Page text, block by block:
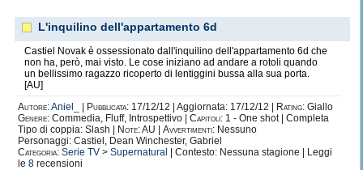
L'inquilino dell'appartamento 6d
Castiel Novak è ossessionato dall'inquilino dell'appartamento 6d che
non ha, però, mai visto. Le cose iniziano ad andare a rotoli quando
un bellissimo ragazzo ricoperto di lentiggini bussa alla sua porta.
[AU]
Autore:Aniel_ Pubblicata: 17/12/12 | Aggiornata: 17/12/12 | Rating: Giallo
Genere: Commedia, Fluff, Introspettivo | Capitoli: 1 - One shot | Completa
Tipo di coppia: Slash |
Note:AU | Avvertimenti: Nessuno
Personaggi: Castiel, Dean Winchester, Gabriel
Categoria: Serie TV > Supernatural
| Contesto: Nessuna stagione | Leggi
le 8 recensioni